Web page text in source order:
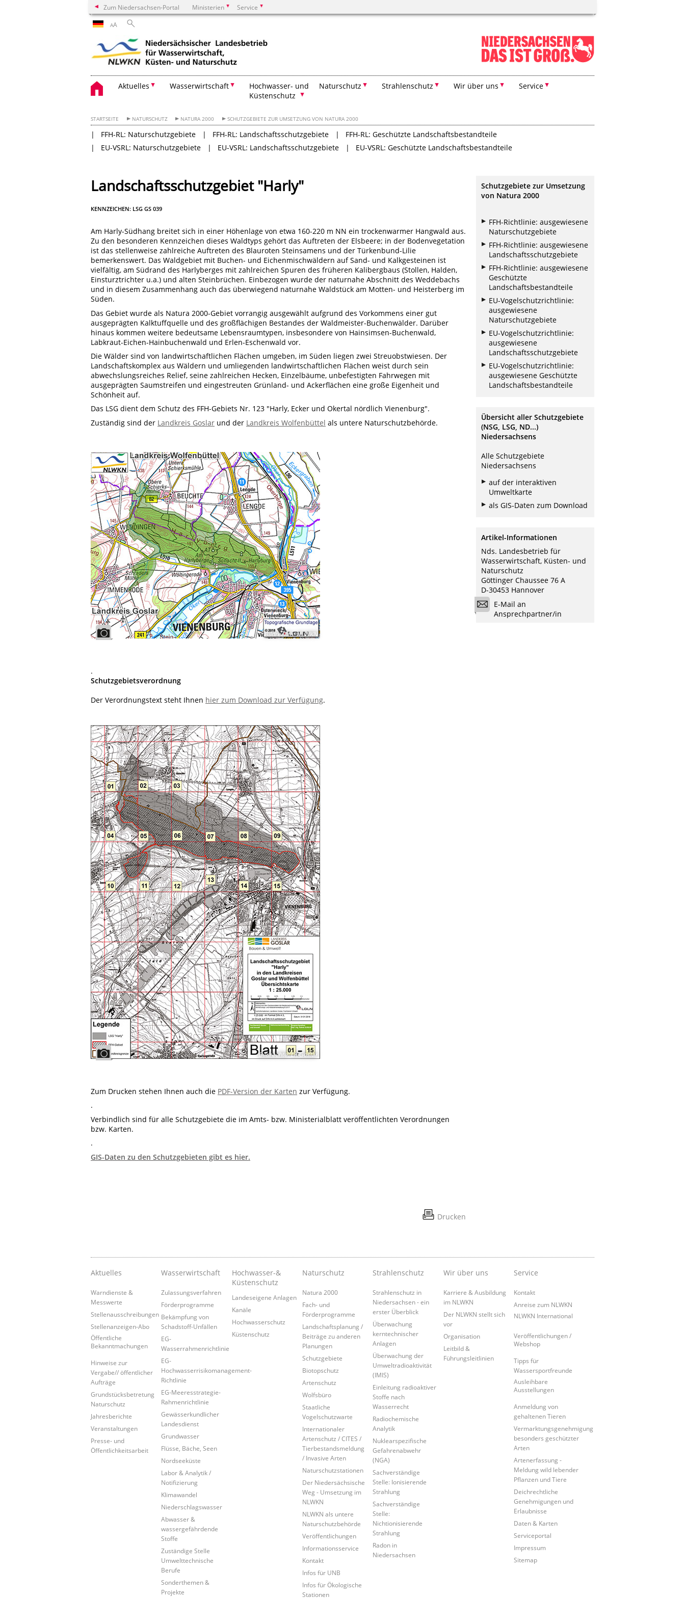
Zum Niedersachsen-Portal Ministerien Service
AA
Aktuelles Wasserwirtschaft
Hochwasser- und
Küstenschutz
Naturschutz Strahlenschutz Wir über uns Service
STARTSEITE NATURSCHUTZ NATURA 2000 SCHUTZGEBIETE ZUR UMSETZUNG VON NATURA 2000
FFH-RL: Naturschutzgebiete FFH-RL: Landschaftsschutzgebiete
FFH-RL: Geschützte Landschaftsbestandteile
EU-VSRL: Naturschutzgebiete
EU-VSRL: Landschaftsschutzgebiete EU-VSRL: Geschützte Landschaftsbestandteile
Landschaftsschutzgebiet "Harly"
KENNZEICHEN: LSG GS 039
Am Harly-Südhang breitet sich in einer Höhenlage von etwa 160-220 m NN ein trockenwarmer Hangwald aus.
Zu den besonderen Kennzeichen dieses Waldtyps gehört das Auftreten der Elsbeere; in der Bodenvegetation
ist das stellenweise zahlreiche Auftreten des Blauroten Steinsamens und der Türkenbund-Lilie
bemerkenswert. Das Waldgebiet mit Buchen- und Eichenmischwäldern auf Sand- und Kalkgesteinen ist
vielfältig, am Südrand des Harlyberges mit zahlreichen Spuren des früheren Kalibergbaus (Stollen, Halden,
Einsturztrichter u.a.) und alten Steinbrüchen. Einbezogen wurde der naturnahe Abschnitt des Weddebachs
und in diesem Zusammenhang auch das überwiegend naturnahe Waldstück am Motten- und Heisterberg im
Süden.
Das Gebiet wurde als Natura 2000-Gebiet vorrangig ausgewählt aufgrund des Vorkommens einer gut
ausgeprägten Kalktuffquelle und des großflächigen Bestandes der Waldmeister-Buchenwälder. Darüber
hinaus kommen weitere bedeutsame Lebensraumtypen, insbesondere von Hainsimsen-Buchenwald,
Labkraut-Eichen-Hainbuchenwald und Erlen-Eschenwald vor.
Die Wälder sind von landwirtschaftlichen Flächen umgeben, im Süden liegen zwei Streuobstwiesen. Der
Landschaftskomplex aus Wäldern und umliegenden landwirtschaftlichen Flächen weist durch sein
abwechslungsreiches Relief, seine zahlreichen Hecken, Einzelbäume, unbefestigten Fahrwegen mit
ausgeprägten Saumstreifen und eingestreuten Grünland- und Ackerflächen eine große Eigenheit und
Schönheit auf.
Das LSG dient dem Schutz des FFH-Gebiets Nr. 123 "Harly, Ecker und Okertal nördlich Vienenburg".
Zuständig sind der Landkreis Goslar und der Landkreis Wolfenbüttel als untere Naturschutzbehörde.
Bildrechte:NLWKN
.
Schutzgebietsverordnung
Der Verordnungstext steht Ihnen hier zum Download zur Verfügung.
Bildrechte:LK Goslar
Zum Drucken stehen Ihnen auch die PDF-Version der Karten zur Verfügung.
.
Verbindlich sind für alle Schutzgebiete die im Amts- bzw. Ministerialblatt veröffentlichten Verordnungen
bzw. Karten.
.
GIS-Daten zu den Schutzgebieten gibt es hier.
Drucken
Schutzgebiete zur Umsetzung
von Natura 2000
FFH-Richtlinie: ausgewiesene
Naturschutzgebiete
FFH-Richtlinie: ausgewiesene
Landschaftsschutzgebiete
FFH-Richtlinie: ausgewiesene
Geschützte
Landschaftsbestandteile
EU-Vogelschutzrichtlinie:
ausgewiesene
Naturschutzgebiete
EU-Vogelschutzrichtlinie:
ausgewiesene
Landschaftsschutzgebiete
EU-Vogelschutzrichtlinie:
ausgewiesene Geschützte
Landschaftsbestandteile
Übersicht aller Schutzgebiete
(NSG, LSG, ND...)
Niedersachsens
Alle Schutzgebiete
Niedersachsens
auf der interaktiven
Umweltkarte
als GIS-Daten zum Download
Artikel-Informationen
Nds. Landesbetrieb für
Wasserwirtschaft, Küsten- und
Naturschutz
Göttinger Chaussee 76 A
D-30453 Hannover
E-Mail an
Ansprechpartner/in
Aktuelles
Warndienste &
Messwerte
Stellenausschreibungen
Stellenanzeigen-Abo
Öffentliche
Bekanntmachungen
Hinweise zur
Vergabe// öffentlicher
Aufträge
Grundstücksbetretung
Naturschutz
Jahresberichte
Veranstaltungen
Presse- und
Öffentlichkeitsarbeit
Wasserwirtschaft
Zulassungsverfahren
Förderprogramme
Bekämpfung von
Schadstoff-Unfällen
EG-
Wasserrahmenrichtlinie
EG-
Hochwasserrisikomanagement-
Richtlinie
EG-Meeresstrategie-
Rahmenrichtlinie
Gewässerkundlicher
Landesdienst
Grundwasser
Flüsse, Bäche, Seen
Nordseeküste
Labor & Analytik /
Notifizierung
Klimawandel
Niederschlagswasser
Abwasser &
wassergefährdende
Stoffe
Zuständige Stelle
Umwelttechnische
Berufe
Sonderthemen &
Projekte
Hochwasser-&
Küstenschutz
Landeseigene Anlagen
Kanäle
Hochwasserschutz
Küstenschutz
Naturschutz
Natura 2000
Fach- und
Förderprogramme
Landschaftsplanung /
Beiträge zu anderen
Planungen
Schutzgebiete
Biotopschutz
Artenschutz
Wolfsbüro
Staatliche
Vogelschutzwarte
Internationaler
Artenschutz / CITES /
Tierbestandsmeldung
/ Invasive Arten
Naturschutzstationen
Der Niedersächsische
Weg - Umsetzung im
NLWKN
NLWKN als untere
Naturschutzbehörde
Veröffentlichungen
Informationsservice
Kontakt
Infos für UNB
Infos für Ökologische
Stationen
Strahlenschutz
Strahlenschutz in
Niedersachsen - ein
erster Überblick
Überwachung
kerntechnischer
Anlagen
Überwachung der
Umweltradioaktivität
(IMIS)
Einleitung radioaktiver
Stoffe nach
Wasserrecht
Radiochemische
Analytik
Nuklearspezifische
Gefahrenabwehr
(NGA)
Sachverständige
Stelle: Ionisierende
Strahlung
Sachverständige
Stelle:
Nichtionisierende
Strahlung
Radon in
Niedersachsen
Wir über uns
Karriere & Ausbildung
im NLWKN
Der NLWKN stellt sich
vor
Organisation
Leitbild &
Führungsleitlinien
Service
Kontakt
Anreise zum NLWKN
NLWKN International
Veröffentlichungen /
Webshop
Tipps für
Wassersportfreunde
Ausleihbare
Ausstellungen
Anmeldung von
gehaltenen Tieren
Vermarktungsgenehmigung
besonders geschützter
Arten
Artenerfassung -
Meldung wild lebender
Pflanzen und Tiere
Deichrechtliche
Genehmigungen und
Erlaubnisse
Daten & Karten
Serviceportal
Impressum
Sitemap